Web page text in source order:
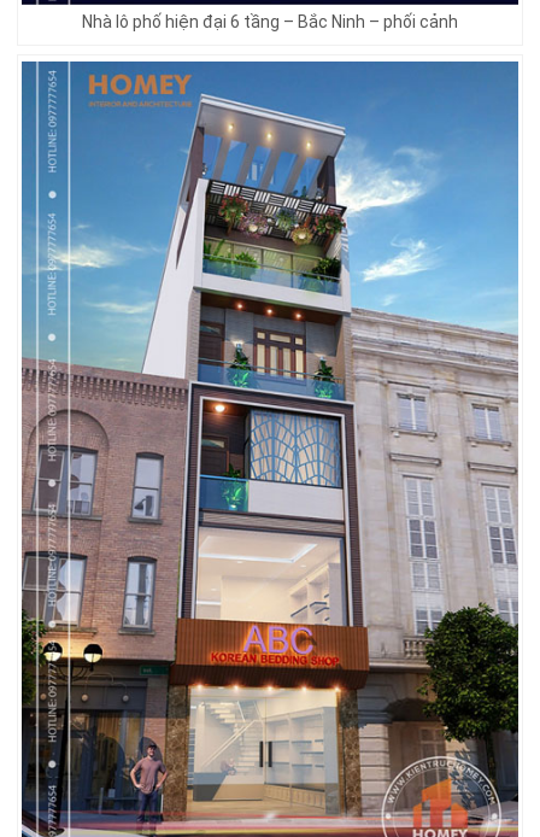
Nhà lô phố hiện đại 6 tầng – Bắc Ninh – phối cảnh